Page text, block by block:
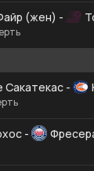
(жен) -
Сакатекас -
-